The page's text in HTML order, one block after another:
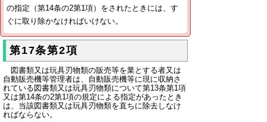
の指定（第14条の2第1項）をされたときには、す
ぐに取り除かなければいけない。
第17条第2項
図書類又は玩具刃物類の販売等を業とする者又は
自動販売機等管理者は、自動販売機等に現に収納さ
れている図書類又は玩具刃物類について第13条第1項
又は第14条の2第1項の規定による指定があったとき
は、当該図書類又は玩具刃物類を直ちに除去しなけ
ればならない。